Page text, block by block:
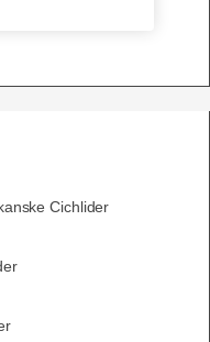
Cichlider